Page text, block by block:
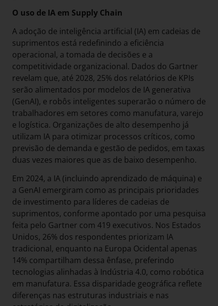
O uso de IA em Supply Chain
A adoção de inteligência artificial (IA) em cadeias de
suprimentos está redefinindo a eficiência
operacional, a tomada de decisões e a
competitividade organizacional. Dados do Gartner
revelam que, até 2028, 25% dos relatórios de KPIs
serão alimentados por modelos de IA generativa
(GenAI), e robôs inteligentes superarão o número de
trabalhadores em setores como manufatura, varejo
e logística. Organizações de alto desempenho já
utilizam IA para otimizar processos críticos, como
previsão de demanda e gestão de pedidos, em taxas
duas vezes maiores que as de baixo desempenho.
Em 2024, a IA (incluindo aprendizado de máquina) e
a GenAI emergiram como as principais prioridades
de investimento para líderes de cadeias de
suprimentos, conforme apontado por uma pesquisa
feita pelo Gartner com 419 executivos. Nos Estados
Unidos, 26% dos respondentes priorizam IA
tradicional, enquanto na Europa Ocidental apenas
14% compartilham dessa ênfase, preferindo
tecnologias alinhadas à Indústria 4.0, como robótica
em manufatura. Essa disparidade geográfica reflete
diferenças nas estruturas industriais e nas